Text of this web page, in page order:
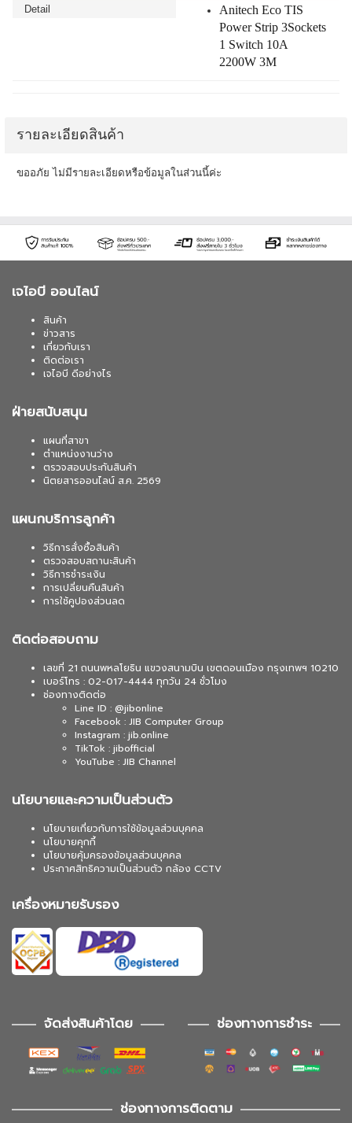
Detail
Anitech Eco TIS
Power Strip 3Sockets
1 Switch 10A
2200W 3M
รายละเอียดสินค้า
ขออภัย ไม่มีรายละเอียดหรือข้อมูลในส่วนนี้ค่ะ
เจไอบี ออนไลน์
สินค้า
ข่าวสาร
เกี่ยวกับเรา
ติดต่อเรา
เจไอบี ดีอย่างไร
ฝ่ายสนับสนุน
แผนที่สาขา
ตำแหน่งงานว่าง
ตรวจสอบประกันสินค้า
นิตยสารออนไลน์ ส.ค. 2569
แผนกบริการลูกค้า
วิธีการสั่งซื้อสินค้า
ตรวจสอบสถานะสินค้า
วิธีการชำระเงิน
การเปลี่ยนคืนสินค้า
การใช้คูปองส่วนลด
ติดต่อสอบถาม
เลขที่ 21 ถนนพหลโยธิน แขวงสนามบิน เขตดอนเมือง กรุงเทพฯ 10210
เบอร์โทร : 02-017-4444 ทุกวัน 24 ชั่วโมง
ช่องทางติดต่อ
Line ID : @jibonline
Facebook : JIB Computer Group
Instagram : jib.online
TikTok : jibofficial
YouTube : JIB Channel
นโยบายและความเป็นส่วนตัว
นโยบายเกี่ยวกับการใช้ข้อมูลส่วนบุคคล
นโยบายคุกกี้
นโยบายคุ้มครองข้อมูลส่วนบุคคล
ประกาศสิทธิความเป็นส่วนตัว กล้อง CCTV
เครื่องหมายรับรอง
จัดส่งสินค้าโดย ช่องทางการชำระ
ช่องทางการติดตาม